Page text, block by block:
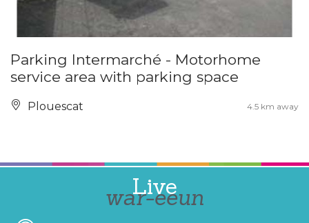
Parking Intermarché - Motorhome
service area with parking space
Plouescat 4.5 km away
Live
war-eeun